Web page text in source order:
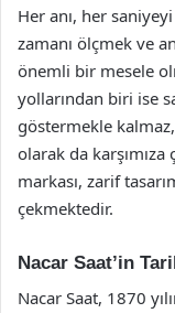
Her anı, her
zamanı ölçmek ve
önemli bir mesele
yollarından biri ise
göstermekle
olarak da karşımıza
markası, zarif
çekmektedir.
Nacar Saat’in
Nacar Saat, 1870